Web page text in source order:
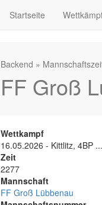
Startseite
Backend »
FF Groß
Wettkampf
16.05.2026 - Kittlitz, 4BP ...
Zeit
2277
Mannschaft
FF Groß Lübbenau